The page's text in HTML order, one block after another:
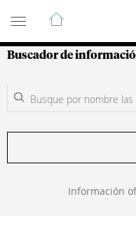
Guía de
Buscador de
Información